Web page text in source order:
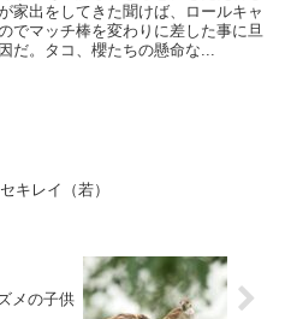
家出をしてきた聞けば、ロールキャ
でマッチ棒を変わりに差した事に旦
だ。タコ、櫻たちの懸命な...
キレイ（若）
メの子供